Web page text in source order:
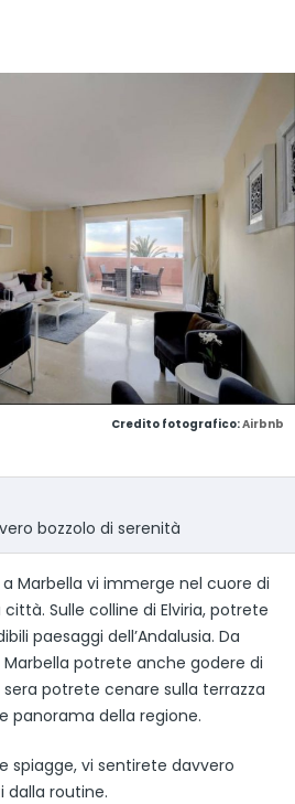
Credito fotografico:Airbnb
bozzolo di serenità
Marbella vi immerge nel cuore di
Sulle colline di Elviria, potrete
paesaggi dell’Andalusia. Da
potrete anche godere di
potrete cenare sulla terrazza
panorama della regione.
spiagge, vi sentirete davvero
dalla routine.